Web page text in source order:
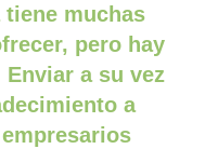
tiene muchas
pero hay
a su vez
a